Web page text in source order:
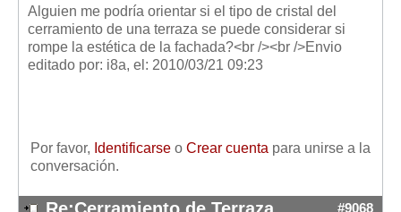
Legislación sobre Arrendamientos Urbanos
Legislación sobre la Comunidad de Propietarios
Diccionario
Alguien me podría orientar si el tipo de cristal del
cerramiento de una terraza se puede considerar si
rompe la estética de la fachada?<br /><br />Envio
editado por: i8a, el: 2010/03/21 09:23
Por favor, Identificarse o Crear cuenta para unirse a la
conversación.
Re:Cerramiento de Terraza #9068